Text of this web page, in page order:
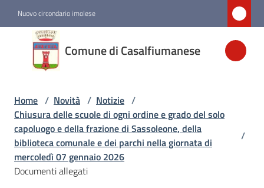
Nuovo circondario imolese
Comune di Casalfiumanese
Comune di
Casalfiumanese
Amministrazione
Novità
Menu selezionato
Home / Novità / Notizie /
Chiusura delle scuole di ogni ordine e grado del solo
capoluogo e della frazione di Sassoleone, della
biblioteca comunale e dei parchi nella giornata di
mercoledì 07 gennaio 2026
/
Documenti allegati